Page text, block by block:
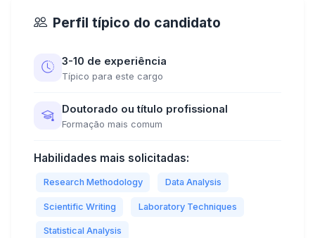
Perfil típico do candidato
3-10 de experiência
Típico para este cargo
Doutorado ou título profissional
Formação mais comum
Habilidades mais solicitadas:
Research Methodology Data Analysis
Scientific Writing Laboratory Techniques
Statistical Analysis